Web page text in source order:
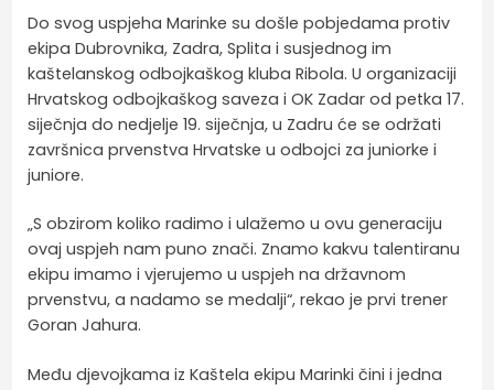
Do svog uspjeha Marinke su došle pobjedama protiv
ekipa Dubrovnika, Zadra, Splita i susjednog im
kaštelanskog odbojkaškog kluba Ribola. U organizaciji
Hrvatskog odbojkaškog saveza i OK Zadar od petka 17.
siječnja do nedjelje 19. siječnja, u Zadru će se održati
završnica prvenstva Hrvatske u odbojci za juniorke i
juniore.
„S obzirom koliko radimo i ulažemo u ovu generaciju
ovaj uspjeh nam puno znači. Znamo kakvu talentiranu
ekipu imamo i vjerujemo u uspjeh na državnom
prvenstvu, a nadamo se medalji“, rekao je prvi trener
Goran Jahura.
Među djevojkama iz Kaštela ekipu Marinki čini i jedna